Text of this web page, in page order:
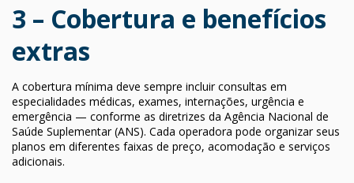
3 – Cobertura e benefícios
extras
A cobertura mínima deve sempre incluir consultas em
especialidades médicas, exames, internações, urgência e
emergência — conforme as diretrizes da Agência Nacional de
Saúde Suplementar (ANS). Cada operadora pode organizar seus
planos em diferentes faixas de preço, acomodação e serviços
adicionais.